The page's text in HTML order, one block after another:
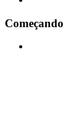
Começando